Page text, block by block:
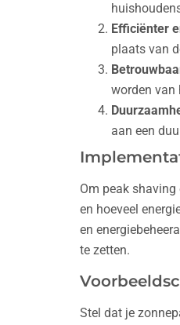
Efficiënter
plaats van
worden van
aan een
Om peak
en hoeveel
en
te zetten.
Stel dat je